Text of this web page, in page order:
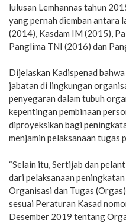
lulusan Lemhannas tahun
yang pernah diemban antara
(2014), Kasdam IM (2015),
Panglima TNI (2016) dan
Dijelaskan Kadispenad
jabatan di lingkungan
penyegaran dalam tubuh
kepentingan pembinaan
diproyeksikan bagi
menjamin pelaksanaan tugas
“Selain itu, Sertijab dan
dari pelaksanaan
Organisasi dan Tugas
sesuai Peraturan Kasad
Desember 2019 tentang